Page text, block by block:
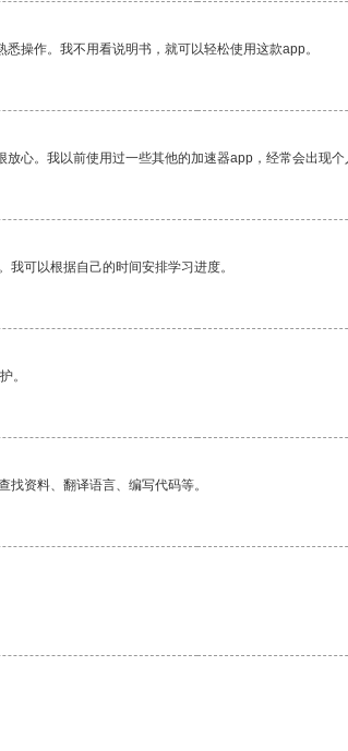
操作。我不用看说明书，就可以轻松使用这款app。
心。我以前使用过一些其他的加速器app，经常会出现个
可以根据自己的时间安排学习进度。
。
资料、翻译语言、编写代码等。